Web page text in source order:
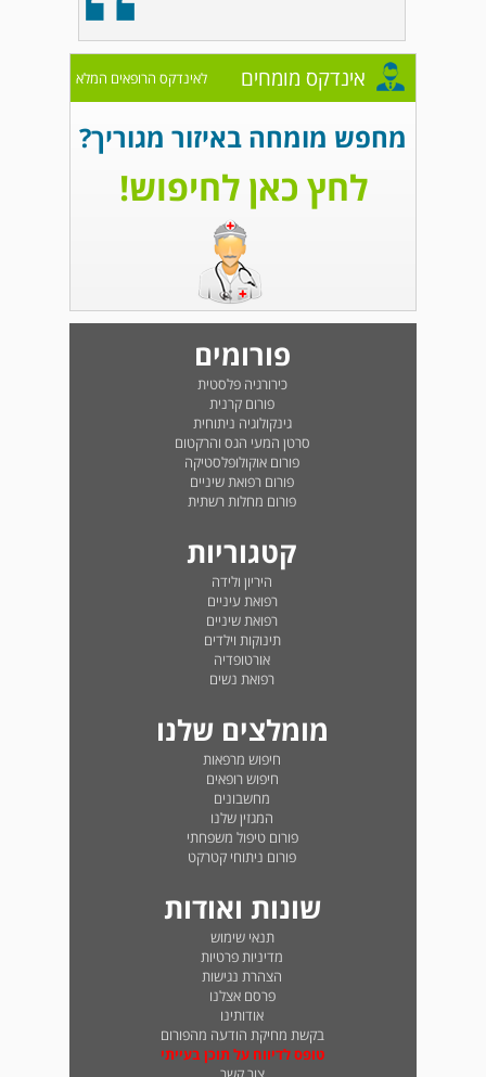
אינדקס מומחים לאינדקס הרופאים המלא
מחפש מומחה באיזור מגוריך?
לחץ כאן לחיפוש!
פורומים
כירורגיה פלסטית
פורום קרנית
גינקולוגיה ניתוחית
סרטן המעי הגס והרקטום
פורום אוקולופלסטיקה
פורום רפואת שיניים
פורום מחלות רשתית
קטגוריות
היריון ולידה
רפואת עיניים
רפואת שיניים
תינוקות וילדים
אורטופדיה
רפואת נשים
מומלצים שלנו
חיפוש מרפאות
חיפוש רופאים
מחשבונים
המגזין שלנו
פורום טיפול משפחתי
פורום ניתוחי קטרקט
שונות ואודות
תנאי שימוש
מדיניות פרטיות
הצהרת נגישות
פרסם אצלנו
אודותינו
בקשת מחיקת הודעה מהפורום
טופס לדיווח על תוכן בעייתי